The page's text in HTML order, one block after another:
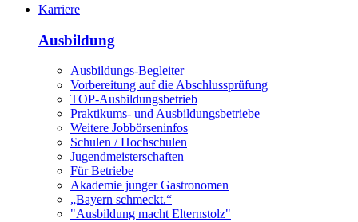
Karriere
Ausbildung
Ausbildungs-Begleiter
Vorbereitung auf die Abschlussprüfung
TOP-Ausbildungsbetrieb
Praktikums- und Ausbildungsbetriebe
Weitere Jobbörseninfos
Schulen / Hochschulen
Jugendmeisterschaften
Für Betriebe
Akademie junger Gastronomen
„Bayern schmeckt.“
"Ausbildung macht Elternstolz"